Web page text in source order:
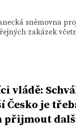
sněmovna
zakázek
vládě:
Česko je
přijmout